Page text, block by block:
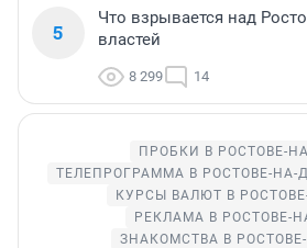
5
Что взрывается над
властей
8 299 14
ПРОБКИ В РОСТОВЕ-
ТЕЛЕПРОГРАММА В РОСТОВЕ-НА-
КУРСЫ ВАЛЮТ В
РЕКЛАМА В РОСТОВЕ-
ЗНАКОМСТВА В